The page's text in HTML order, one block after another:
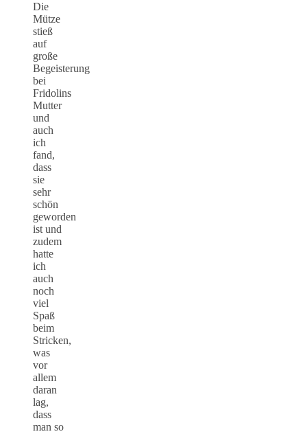
Die
Mütze
stieß
auf
große
Begeisterung
bei
Fridolins
Mutter
und
auch
ich
fand,
dass
sie
sehr
schön
geworden
ist und
zudem
hatte
ich
auch
noch
viel
Spaß
beim
Stricken,
was
vor
allem
daran
lag,
dass
man so